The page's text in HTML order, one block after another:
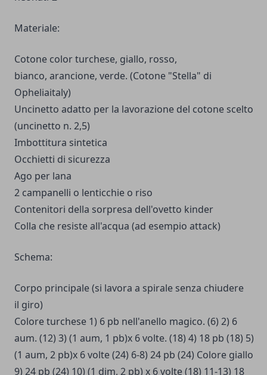
Materiale:
Cotone color turchese, giallo, rosso,
bianco, arancione, verde. (Cotone "Stella" di
Opheliaitaly)
Uncinetto adatto per la lavorazione del cotone scelto
(uncinetto n. 2,5)
Imbottitura sintetica
Occhietti di sicurezza
Ago per lana
2 campanelli o lenticchie o riso
Contenitori della sorpresa dell'ovetto kinder
Colla che resiste all'acqua (ad esempio attack)
Schema:
Corpo principale (si lavora a spirale senza chiudere
il giro)
Colore turchese 1) 6 pb nell'anello magico. (6) 2) 6
aum. (12) 3) (1 aum, 1 pb)x 6 volte. (18) 4) 18 pb (18) 5)
(1 aum, 2 pb)x 6 volte (24) 6-8) 24 pb (24) Colore giallo
9) 24 pb (24) 10) (1 dim, 2 pb) x 6 volte (18) 11-13) 18